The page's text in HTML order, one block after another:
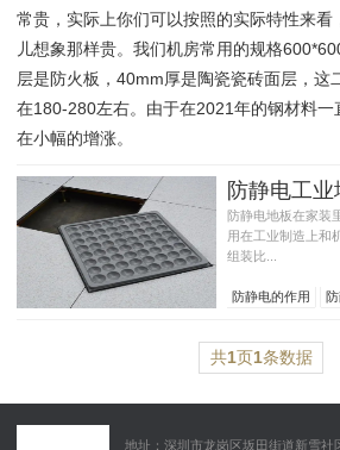
常贵，实际上你们可以按照的实际特性来
儿想象那样贵。我们机房常用的规格
层是防火板，40mm厚是陶瓷瓷砖面层，这
在180-280左右。由于在2021年的钢材料一
在小幅的增涨。
防静电工业
防静电地板在家装
用在工业制造上和
组装比...
防静电的作用
共1页1条数据
地址：深圳市龙岗区坂田街道新雪社